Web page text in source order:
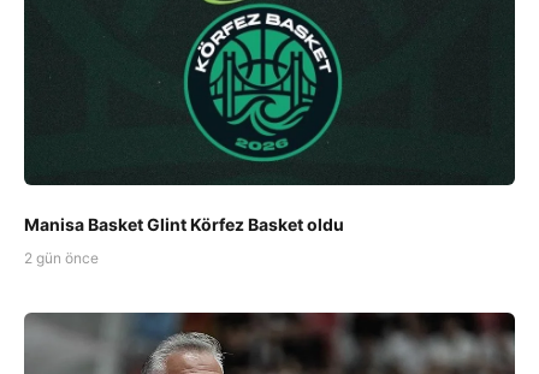
Manisa Basket Glint Körfez Basket oldu
2 gün önce